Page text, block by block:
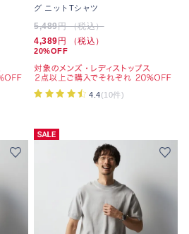
グ ニットTシャツ
5,489円 （税込）
4,389円 （税込）
20%OFF
4.4(10件)